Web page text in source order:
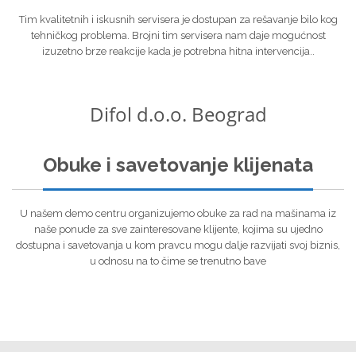
Tim kvalitetnih i iskusnih servisera je dostupan za rešavanje bilo kog
tehničkog problema. Brojni tim servisera nam daje mogućnost
izuzetno brze reakcije kada je potrebna hitna intervencija..
Difol d.o.o. Beograd
Obuke i savetovanje klijenata
U našem demo centru organizujemo obuke za rad na mašinama iz
naše ponude za sve zainteresovane klijente, kojima su ujedno
dostupna i savetovanja u kom pravcu mogu dalje razvijati svoj biznis,
u odnosu na to čime se trenutno bave